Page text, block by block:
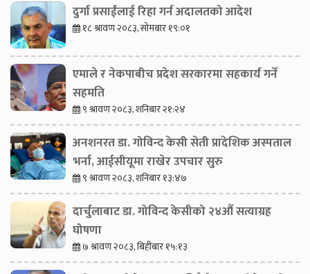
दुर्गा प्रसाईंलाई रिहा गर्न अदालतको आदेश
१८ श्रावण २०८३, सोमबार १९:०१
एमाले र नेकपाबीच प्रदेश सरकारमा सहकार्य गर्ने
सहमति
९ श्रावण २०८३, शनिबार २१:२४
अनशनरत डा. गोविन्द केसी सेती प्रादेशिक अस्पताल
भर्ना, आईसीयूमा राखेर उपचार सुरु
९ श्रावण २०८३, शनिबार १३:४७
दार्चुलाबाट डा. गोविन्द केसीको २४औँ सत्याग्रह
घोषणा
७ श्रावण २०८३, बिहीबार १५:१३